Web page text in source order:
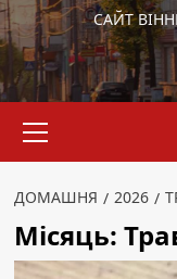
САЙТ
меню
ДОМАШНЯ 2026
Місяць: